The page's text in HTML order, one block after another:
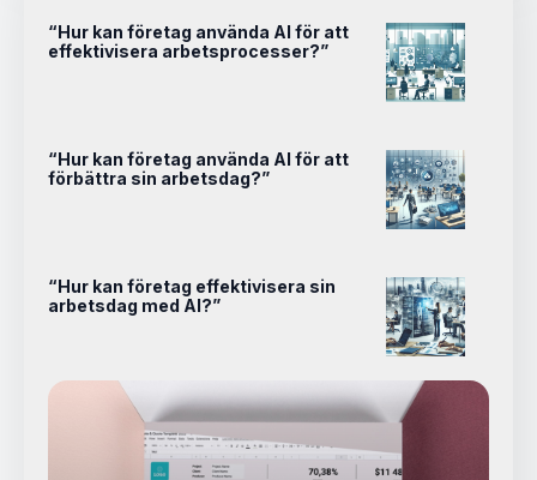
“Hur kan företag använda AI för att
effektivisera arbetsprocesser?”
“Hur kan företag använda AI för att
förbättra sin arbetsdag?”
“Hur kan företag effektivisera sin
arbetsdag med AI?”